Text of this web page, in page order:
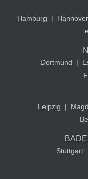
Hamburg | Hannover
Dortmund |
Leipzig |
Stuttgart